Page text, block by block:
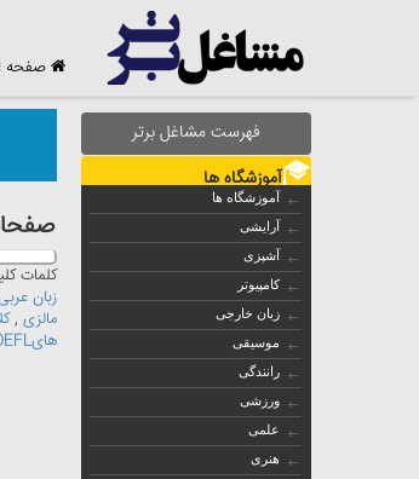
صفحه
فهرست مشاغل برتر
آموزشگاه ها
آموزشگاه ها
آرایشی
آشپزی
کامپیوتر
زبان خارجی
موسیقی
رانندگی
ورزشی
علمی
هنری
کلمات
زبان
مالزی ,
هایTOEFL